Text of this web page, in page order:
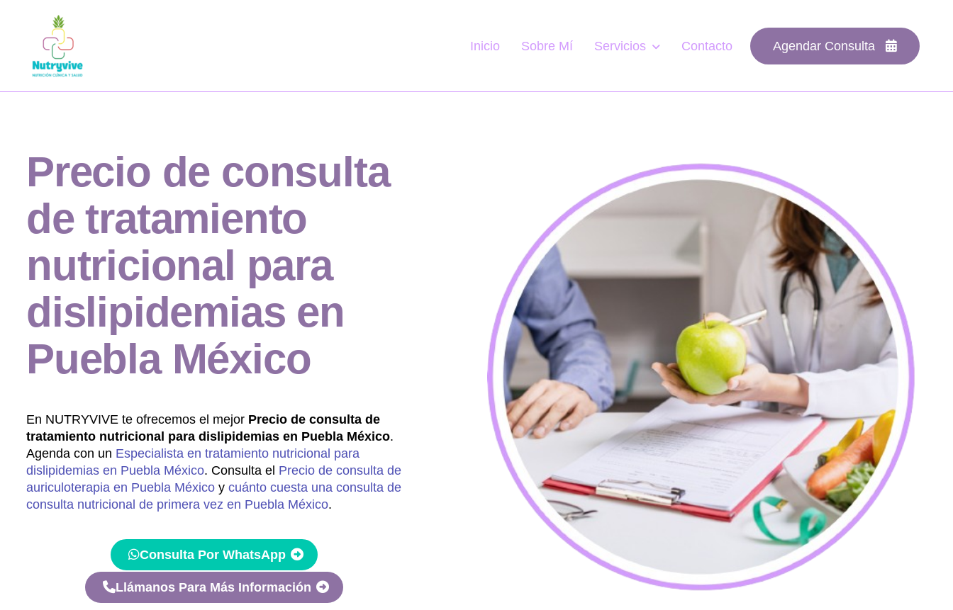
Inicio Sobre Mí Servicios Contacto Agendar Consulta
Precio de consulta
de tratamiento
nutricional para
dislipidemias en
Puebla México
En NUTRYVIVE te ofrecemos el mejor Precio de consulta de
tratamiento nutricional para dislipidemias en Puebla México.
Agenda con un Especialista en tratamiento nutricional para
dislipidemias en Puebla México. Consulta el Precio de consulta de
auriculoterapia en Puebla México y cuánto cuesta una consulta de
consulta nutricional de primera vez en Puebla México.
Consulta Por WhatsApp
Llámanos Para Más Información